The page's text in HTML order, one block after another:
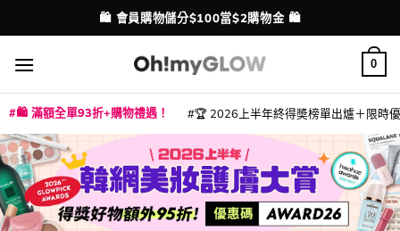
to
content
配送港澳
💳 支援消費券、FPS、八達通、PAYME、信用卡付款
0
🛍️ 滿額全單93折+購物禮遇！ 🏆 2026上半年終得奬榜單出爐＋限時